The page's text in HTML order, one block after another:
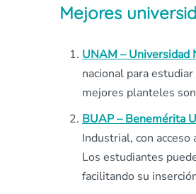
Mejores
UNAM – Universidad
nacional para
mejores planteles
BUAP – Benemérita
Industrial, con
Los estudiantes
facilitando su